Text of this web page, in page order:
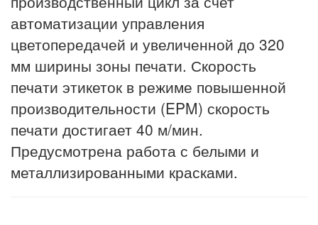
автоматизации управления
цветопередачей и увеличенной до 320
мм ширины зоны печати. Скорость
печати этикеток в режиме повышенной
производительности (EPM) скорость
печати достигает 40 м/мин.
Предусмотрена работа с белыми и
металлизированными красками.